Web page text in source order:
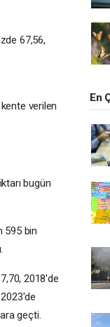
67,56,
verilen
bugün
595 bin
2018'de
geçti.
En